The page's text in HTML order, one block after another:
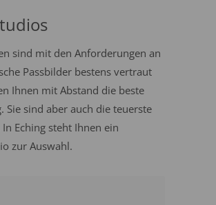
sind mit den Anforderungen an
Passbilder bestens vertraut
Ihnen mit Abstand die beste
Sie sind aber auch die teuerste
Eching steht Ihnen ein
zur Auswahl.